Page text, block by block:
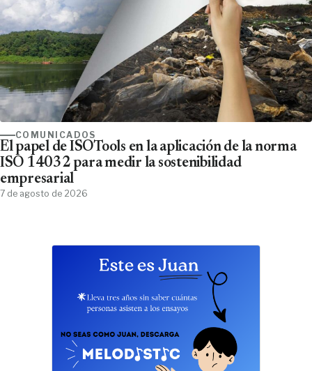
COMUNICADOS
El papel de ISOTools en la aplicación de la norma
ISO 14032 para medir la sostenibilidad
empresarial
7 de agosto de 2026